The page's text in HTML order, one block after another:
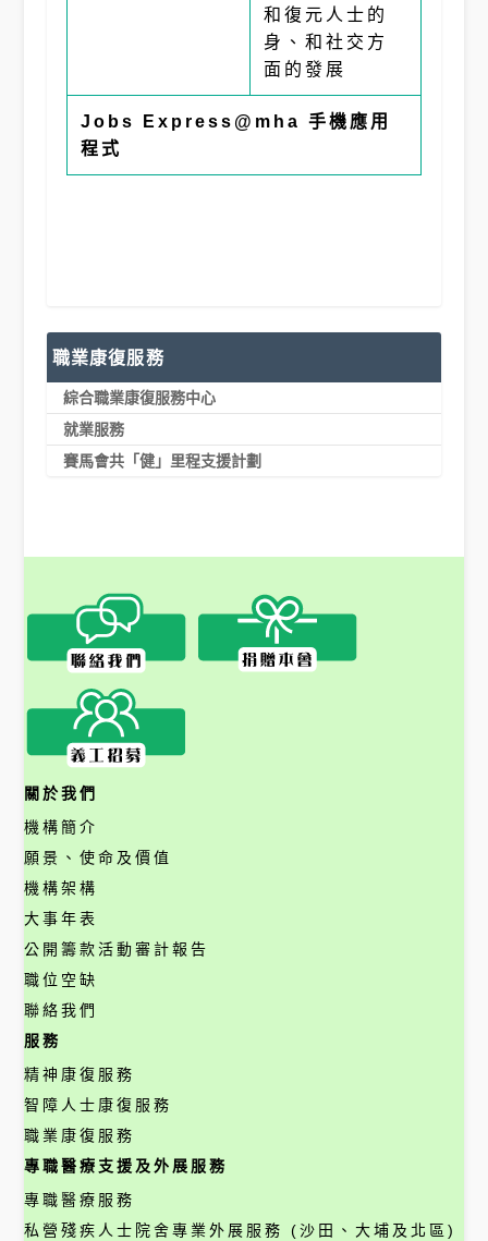
和復元人士的
身、和社交方
面的發展
Jobs Express@mha 手機應用
程式
職業康復服務
綜合職業康復服務中心
就業服務
賽馬會共「健」里程支援計劃
關於我們
機構簡介
願景、使命及價值
機構架構
大事年表
公開籌款活動審計報告
職位空缺
聯絡我們
服務
精神康復服務
智障人士康復服務
職業康復服務
專職醫療支援及外展服務
專職醫療服務
私營殘疾人士院舍專業外展服務 (沙田、大埔及北區)